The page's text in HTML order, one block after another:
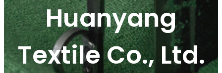
Huanyang
Textile Co., Ltd.